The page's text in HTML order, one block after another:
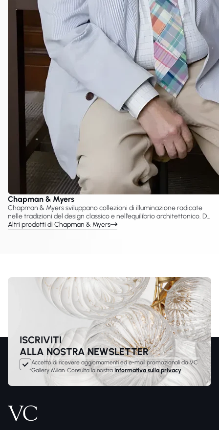
Chapman & Myers
Chapman & Myers sviluppano collezioni di illuminazione radicate
nelle tradizioni del design classico e nell’equilibrio architettonico. Da
VC Gallery è possibile esplorare le lampade Chapman & Myers
prodotte con Visual Comfort & Co., tra cui lampadari, applique,
Altri prodotti di Chapman & Myers
ISCRIVITI
ALLA NOSTRA NEWSLETTER
Accetto di ricevere aggiornamenti ed e-mail promozionali da VC
Gallery Milan. Consulta la nostra Informativa sulla privacy